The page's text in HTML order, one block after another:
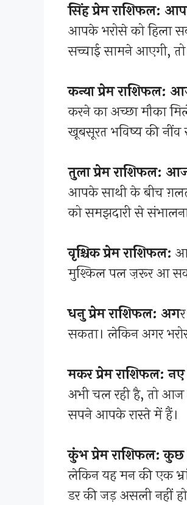
सिंह प्रेम राशिफल: आप
आपके भरोसे को हिला
सच्चाई सामने आएगी,
कन्या प्रेम राशिफल:
करने का अच्छा मौका
खूबसूरत भविष्य की
तुला प्रेम राशिफल:
आपके साथी के बीच
को समझदारी से संभालना
वृश्चिक प्रेम राशिफल:
मुश्किल पल ज़रूर आ
धनु प्रेम राशिफल: अग
सकता। लेकिन अगर
मकर प्रेम राशिफल: नए
अभी चल रही है, तो
सपने आपके रास्ते में हैं।
कुंभ प्रेम राशिफल:
लेकिन यह मन की एक
डर की जड़ असली नहीं